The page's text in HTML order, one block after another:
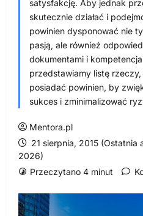
satysfakcję. Aby jednak
skutecznie działać i
powinien dysponować nie
pasją, ale również
dokumentami i
przedstawiamy listę
posiadać powinien, by
sukces i zminimalizować
Mentora.pl
21 sierpnia, 2015 (Ostatnia
2026)
Przeczytano 4 minut